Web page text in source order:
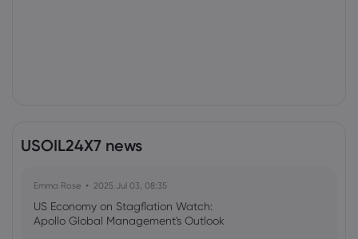
USOIL24X7 news
Emma Rose 2025 Jul 03, 08:35
US Economy on Stagflation Watch:
Apollo Global Management's Outlook